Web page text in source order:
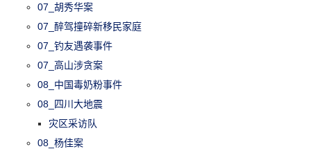
07_胡秀华案
07_醉驾撞碎新移民家庭
07_钓友遇袭事件
07_高山涉贪案
08_中国毒奶粉事件
08_四川大地震
灾区采访队
08_杨佳案